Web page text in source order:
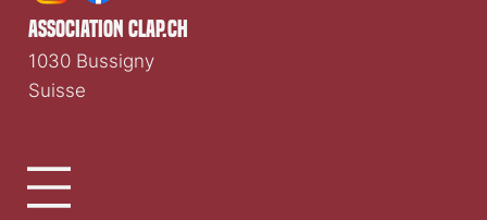
association clap.ch
1030 Bussigny
Suisse